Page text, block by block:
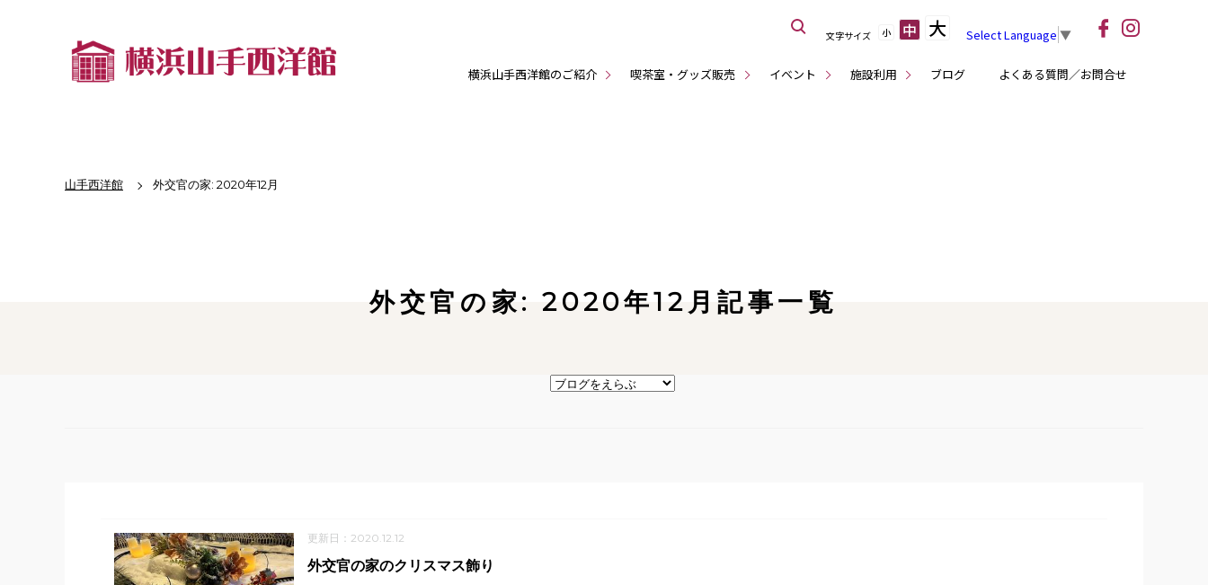
横浜山手西洋館のご紹介 喫茶室・グッズ販売 イベント 施設利用 ブログ よくある質問／お問合せ
文字サイズ 小 中 大 Select Language ▼
山手西洋館 外交官の家: 2020年12月
外交官の家: 2020年12月記事一覧
更新日：2020.12.12
外交官の家のクリスマス飾り